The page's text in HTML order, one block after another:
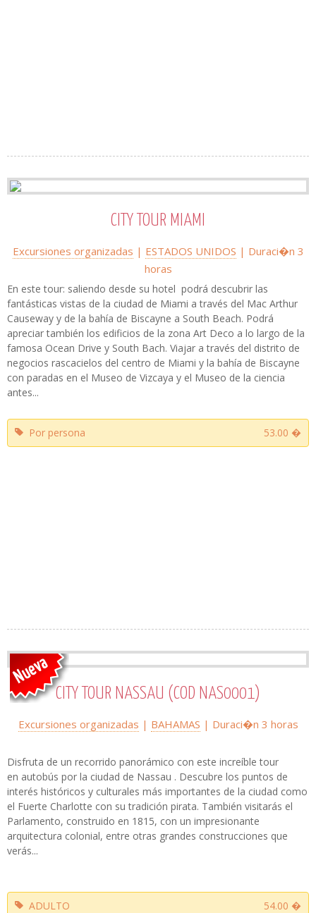
CITY TOUR MIAMI
Excursiones organizadas | ESTADOS UNIDOS | Duraci�n 3
horas
En este tour: saliendo desde su hotel podrá descubrir las
fantásticas vistas de la ciudad de Miami a través del Mac Arthur
Causeway y de la bahía de Biscayne a South Beach. Podrá
apreciar también los edificios de la zona Art Deco a lo largo de la
famosa Ocean Drive y South Bach. Viajar a través del distrito de
negocios rascacielos del centro de Miami y la bahía de Biscayne
con paradas en el Museo de Vizcaya y el Museo de la ciencia
antes...
Por persona 53.00 �
CITY TOUR NASSAU (COD NAS0001)
Excursiones organizadas | BAHAMAS | Duraci�n 3 horas
Disfruta de un recorrido panorámico con este increíble tour
en autobús por la ciudad de Nassau . Descubre los puntos de
interés históricos y culturales más importantes de la ciudad como
el Fuerte Charlotte con su tradición pirata. También visitarás el
Parlamento, construido en 1815, con un impresionante
arquitectura colonial, entre otras grandes construcciones que
verás...
ADULTO 54.00 �